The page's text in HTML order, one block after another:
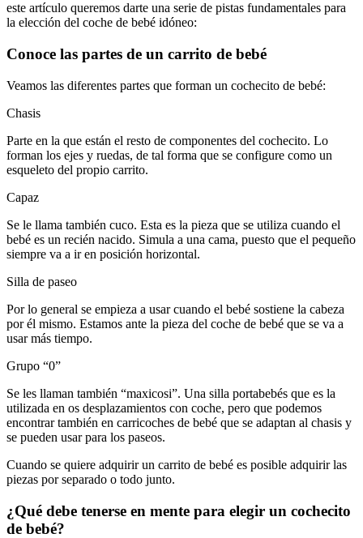
este artículo queremos darte una serie de pistas fundamentales para
la elección del coche de bebé idóneo:
Conoce las partes de un carrito de bebé
Veamos las diferentes partes que forman un cochecito de bebé:
Chasis
Parte en la que están el resto de componentes del cochecito. Lo
forman los ejes y ruedas, de tal forma que se configure como un
esqueleto del propio carrito.
Capaz
Se le llama también cuco. Esta es la pieza que se utiliza cuando el
bebé es un recién nacido. Simula a una cama, puesto que el pequeño
siempre va a ir en posición horizontal.
Silla de paseo
Por lo general se empieza a usar cuando el bebé sostiene la cabeza
por él mismo. Estamos ante la pieza del coche de bebé que se va a
usar más tiempo.
Grupo “0”
Se les llaman también “maxicosi”. Una silla portabebés que es la
utilizada en os desplazamientos con coche, pero que podemos
encontrar también en carricoches de bebé que se adaptan al chasis y
se pueden usar para los paseos.
Cuando se quiere adquirir un carrito de bebé es posible adquirir las
piezas por separado o todo junto.
¿Qué debe tenerse en mente para elegir un cochecito
de bebé?